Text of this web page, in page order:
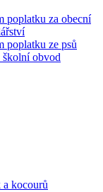
poplatku za obecní
poplatku ze psů
školní obvod
a kocourů